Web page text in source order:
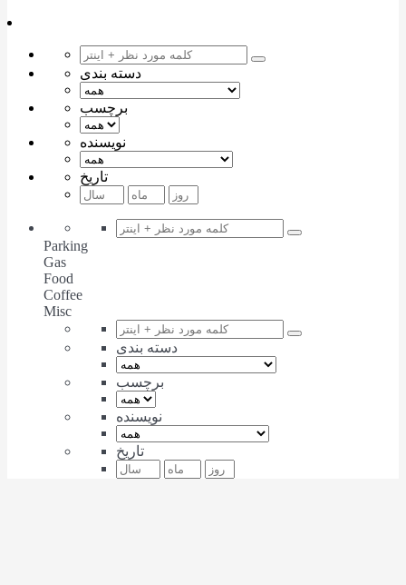
دسته بندی
برچسب
نویسنده
تاریخ
Parking
Gas
Food
Coffee
Misc
دسته بندی
برچسب
نویسنده
تاریخ